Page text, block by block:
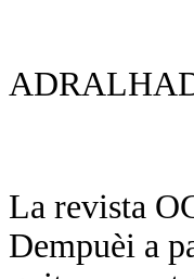
La revista
Dempuèi a